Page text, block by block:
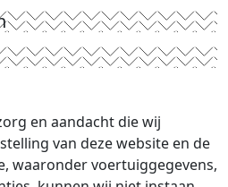
en aandacht die wij
van deze website en de
waaronder voertuiggegevens,